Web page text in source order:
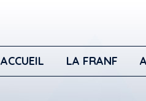
ACCUEIL LA FRANF